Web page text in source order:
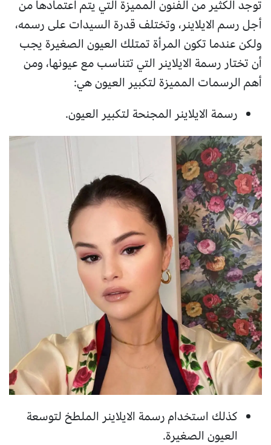
توجد الكثير من الفنون المميزة التي يتم اعتمادها من
أجل رسم الايلاينر، وتختلف قدرة السيدات على رسمه،
ولكن عندما تكون المرأة تمتلك العيون الصغيرة يجب
أن تختار رسمة الايلاينر التي تتناسب مع عيونها، ومن
أهم الرسمات المميزة لتكبير العيون هي:
رسمة الايلاينر المجنحة لتكبير العيون.
كذلك استخدام رسمة الايلاينر الملطخ لتوسعة
العيون الصغيرة.